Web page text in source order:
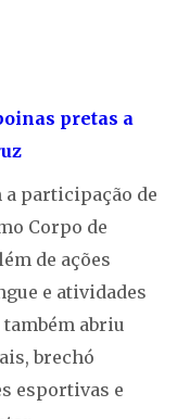
pretas a
a participação de
Corpo de
de ações
e atividades
abriu
brechó
esportivas e